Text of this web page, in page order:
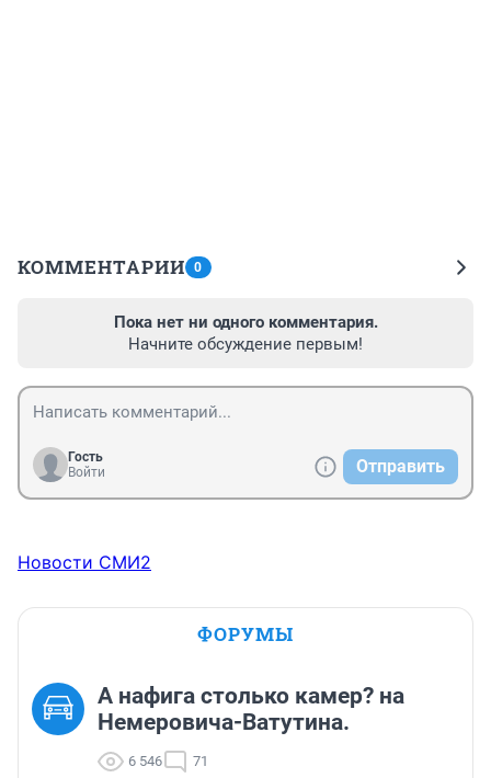
КОММЕНТАРИИ 0
Пока нет ни одного комментария.
Начните обсуждение первым!
Гость
Войти
Отправить
Новости СМИ2
ФОРУМЫ
А нафига столько камер? на
Немеровича-Ватутина.
6 546 71